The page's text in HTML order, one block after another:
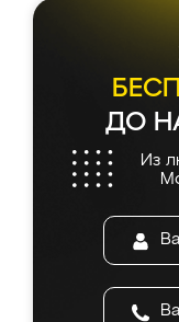
ДО
Из